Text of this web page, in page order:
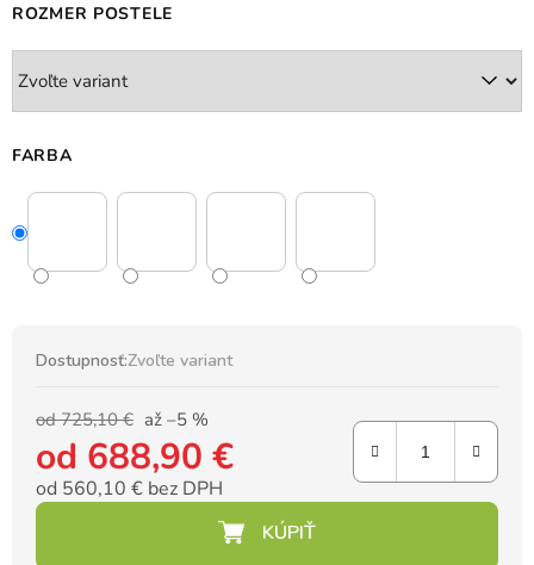
ROZMER POSTELE
FARBA
Dostupnosť:Zvoľte variant
od 725,10 € až –5 %
od 688,90 €
od 560,10 € bez DPH
Jednotková cena: